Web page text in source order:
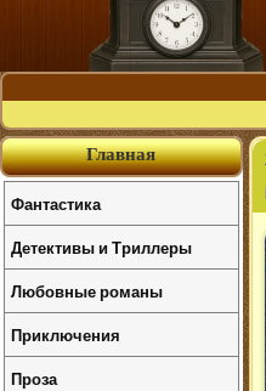
Главная
Фантастика
Детективы и Триллеры
Любовные романы
Приключения
Проза